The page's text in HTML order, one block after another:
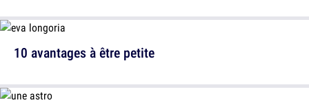
10 avantages à être petite